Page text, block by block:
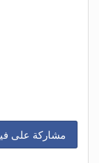
مشاركة على